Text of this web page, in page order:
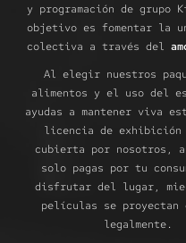
y programación de grupo
objetivo es fomentar la
colectiva a través del
Al elegir nuestros
alimentos y el uso del
ayudas a mantener viva
licencia de exhibición
cubierta por nosotros,
solo pagas por tu
disfrutar del lugar,
películas se
legalmente.